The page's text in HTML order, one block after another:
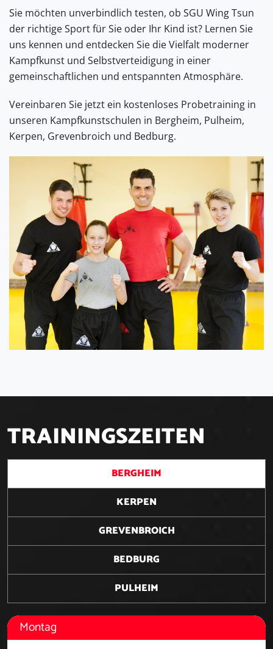
Sie möchten unverbindlich testen, ob SGU Wing Tsun
der richtige Sport für Sie oder Ihr Kind ist? Lernen Sie
uns kennen und entdecken Sie die Vielfalt moderner
Kampfkunst und Selbstverteidigung in einer
gemeinschaftlichen und entspannten Atmosphäre.
Vereinbaren Sie jetzt ein kostenloses Probetraining in
unseren Kampfkunstschulen in Bergheim, Pulheim,
Kerpen, Grevenbroich und Bedburg.
TRAININGSZEITEN
BERGHEIM
KERPEN
GREVENBROICH
BEDBURG
PULHEIM
Montag